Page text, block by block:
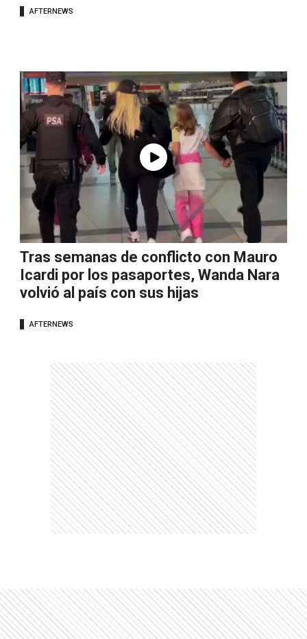
AFTERNEWS
Tras semanas de conflicto con Mauro
Icardi por los pasaportes, Wanda Nara
volvió al país con sus hijas
AFTERNEWS